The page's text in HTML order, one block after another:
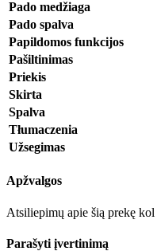
Pado medžiaga
Pado spalva
Papildomos funkcijos
Pašiltinimas
Priekis
Skirta
Spalva
Tłumaczenia
Užsegimas
Apžvalgos
Atsiliepimų apie šią prekę kol
Parašyti įvertinimą